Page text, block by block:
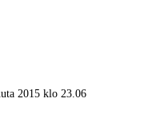
2015 klo 23.06